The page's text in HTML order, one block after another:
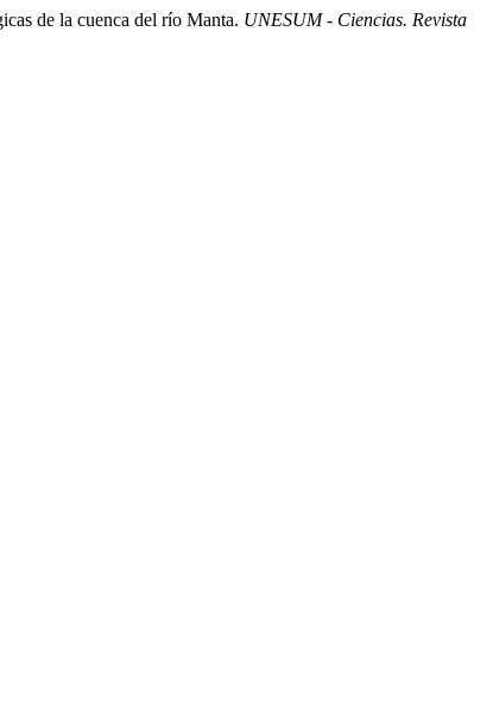
de la cuenca del río Manta. UNESUM - Ciencias. Revista